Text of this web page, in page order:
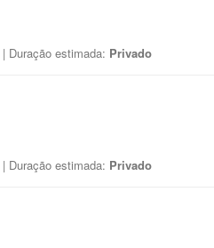
| Duração estimada: Privado
| Duração estimada: Privado